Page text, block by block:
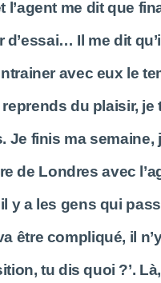
l’agent me dit que
d’essai… Il me dit
avec eux le
reprends du plaisir,
Je finis ma semaine,
de Londres avec
y a les gens qui
être compliqué, il
tu dis quoi ?’.